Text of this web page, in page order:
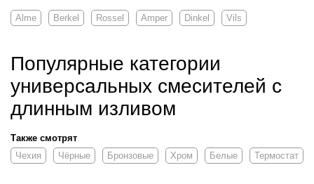
Alme Berkel Rossel Amper Dinkel Vils
Популярные категории
универсальных смесителей с
длинным изливом
Также смотрят
Чехия
Чёрные Бронзовые Хром Белые Термостат